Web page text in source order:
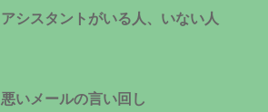
アシスタントがいる人、いない人
悪いメールの言い回し